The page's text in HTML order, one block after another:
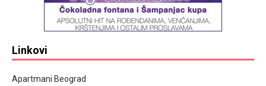
Linkovi
Apartmani Beograd